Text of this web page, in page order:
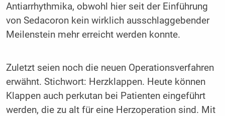
Antiarrhythmika, obwohl hier seit der Einführung
von Sedacoron kein wirklich ausschlaggebender
Meilenstein mehr erreicht werden konnte.
Zuletzt seien noch die neuen Operationsverfahren
erwähnt. Stichwort: Herzklappen. Heute können
Klappen auch perkutan bei Patienten eingeführt
werden, die zu alt für eine Herzoperation sind. Mit